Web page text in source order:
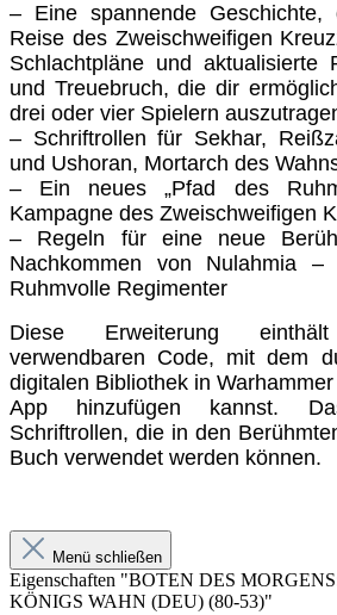
– Eine spannende Geschichte,
Reise des Zweischweifigen
Schlachtpläne und aktualisierte
und Treuebruch, die dir
drei oder vier Spielern
– Schriftrollen für Sekhar,
und Ushoran, Mortarch des
– Ein neues „Pfad des
Kampagne des Zweischweifigen
– Regeln für eine neue
Nachkommen von Nulahmia
Ruhmvolle Regimenter
Diese Erweiterung
verwendbaren Code, mit dem
digitalen Bibliothek in
App hinzufügen kannst.
Schriftrollen, die in den
Buch verwendet werden können.
Menü schließen
Eigenschaften "BOTEN DES
KÖNIGS WAHN (DEU) (80-53)"